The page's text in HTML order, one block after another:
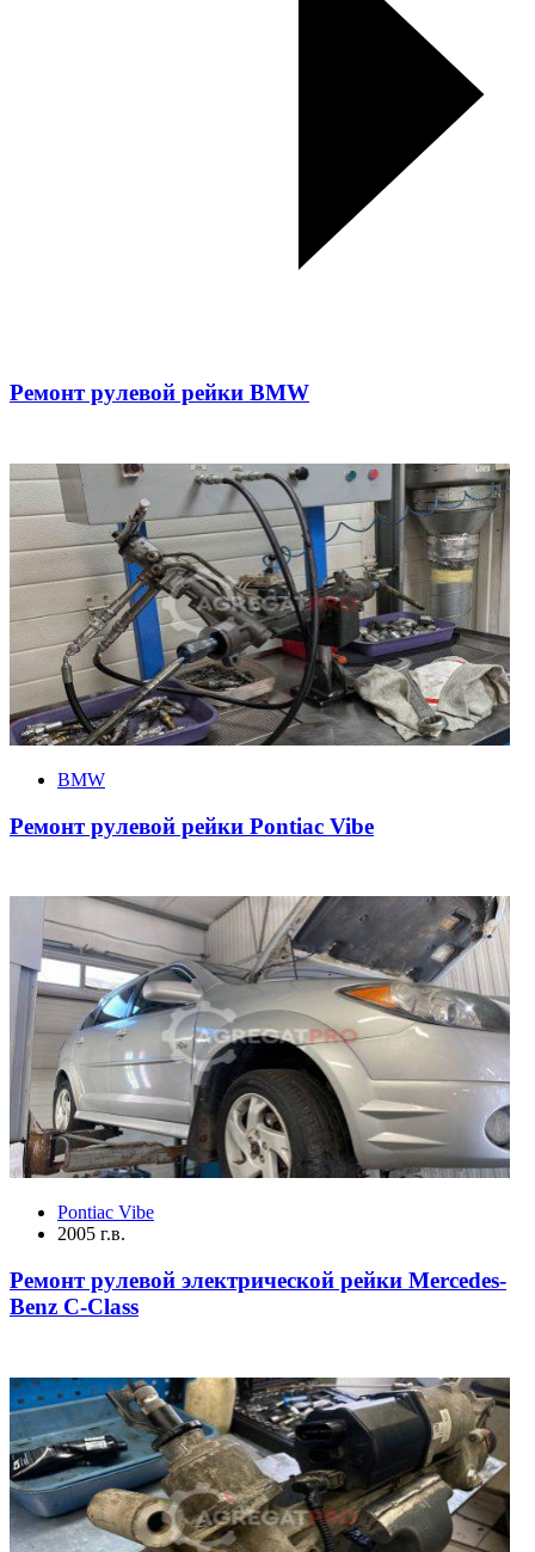
Ремонт рулевой рейки BMW
BMW
Ремонт рулевой рейки Pontiac Vibe
Pontiac Vibe
2005 г.в.
Ремонт рулевой электрической рейки Mercedes-
Benz C-Class